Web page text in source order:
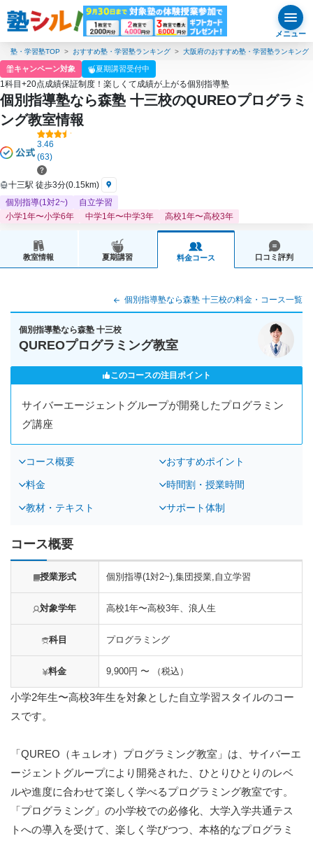
メニュー
塾・学習塾TOP おすすめ塾・学習塾ランキング 大阪府のおすすめ塾・学習塾ランキング
キャンペーン対象 夏期講習受付中
1科目+20点成績保証制度！楽しくて成績が上がる個別指導塾
個別指導塾なら森塾 十三校のQUREOプログラミ
ング教室情報
3.46
(63)
十三駅 徒歩3分(0.15km)
個別指導(1対2~)
自立学習
小学1年〜小学6年
中学1年〜中学3年 高校1年〜高校3年
教室情報 夏期講習 料金コース 口コミ評判
個別指導塾なら森塾 十三校の料金・コース一覧
個別指導塾なら森塾 十三校
QUREOプログラミング教室
このコースの注目ポイント
サイバーエージェントグループが開発したプログラミン
グ講座
コース概要 おすすめポイント
料金 時間割・授業時間
教材・テキスト サポート体制
コース概要
授業形式 個別指導(1対2~),集団授業,自立学習
対象学年 高校1年〜高校3年、浪人生
科目 プログラミング
料金 9,900円 〜 （税込）
小学2年生〜高校3年生を対象とした自立学習スタイルのコー
スです。
「QUREO（キュレオ）プログラミング教室」は、サイバーエ
ージェントグループにより開発された、ひとりひとりのレベ
ルや進度に合わせて楽しく学べるプログラミング教室です。
「プログラミング」の小学校での必修化、大学入学共通テス
トへの導入を受けて、楽しく学びつつ、本格的なプログラミ